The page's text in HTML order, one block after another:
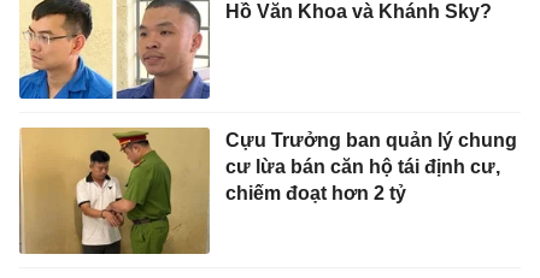
Hồ Văn Khoa và Khánh Sky?
Cựu Trưởng ban quản lý chung
cư lừa bán căn hộ tái định cư,
chiếm đoạt hơn 2 tỷ